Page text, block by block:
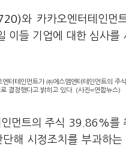
와 카카오엔터테인먼
이들 기업에 대한 심사를
터테인먼트가 ㈜에스엠엔터테인먼트의
결정했다고 밝히고 있다. (사진=연합뉴스)
먼트의 주식 39.86%를
해 시정조치를 부과하